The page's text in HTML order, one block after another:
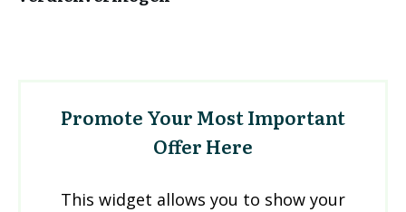
Promote Your Most Important
Offer Here
This widget allows you to show your